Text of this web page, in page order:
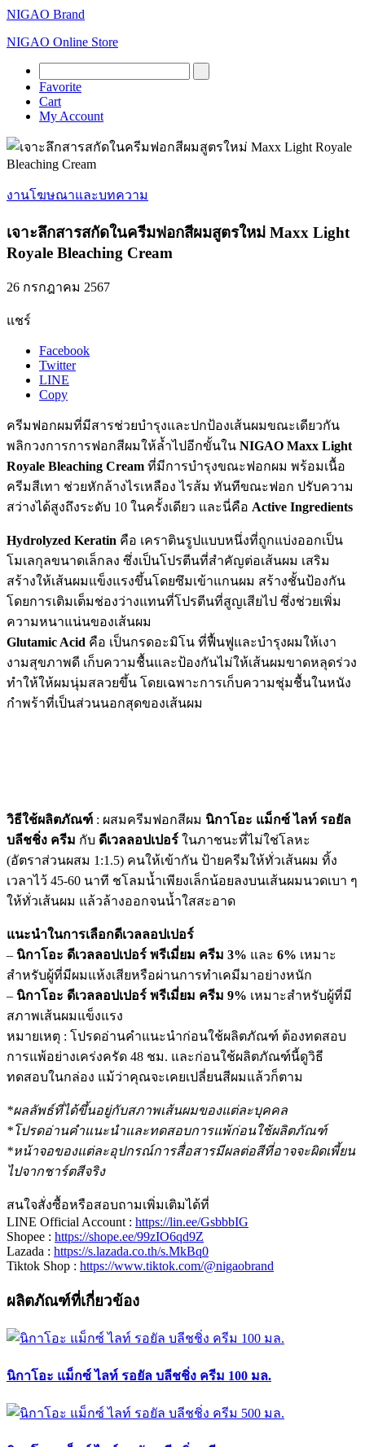
NIGAO Brand
NIGAO Online Store
Favorite
Cart
My Account
งานโฆษณาและบทความ
เจาะลึกสารสกัดในครีมฟอกสีผมสูตรใหม่ Maxx Light
Royale Bleaching Cream
26 กรกฎาคม 2567
แชร์
Facebook
Twitter
LINE
Copy
ครีมฟอกผมที่มีสารช่วยบำรุงและปกป้องเส้นผมขณะเดียวกัน
พลิกวงการการฟอกสีผมให้ล้ำไปอีกขั้นใน NIGAO Maxx Light
Royale Bleaching Cream ที่มีการบำรุงขณะฟอกผม พร้อมเนื้อ
ครีมสีเทา ช่วยหักล้างไรเหลือง ไรส้ม ทันทีขณะฟอก ปรับความ
สว่างได้สูงถึงระดับ 10 ในครั้งเดียว และนี่คือ Active Ingredients
Hydrolyzed Keratin คือ เคราตินรูปแบบหนึ่งที่ถูกแบ่งออกเป็น
โมเลกุลขนาดเล็กลง ซึ่งเป็นโปรตีนที่สำคัญต่อเส้นผม เสริม
สร้างให้เส้นผมแข็งแรงขึ้นโดยซึมเข้าแกนผม สร้างชั้นป้องกัน
โดยการเติมเต็มช่องว่างแทนที่โปรตีนที่สูญเสียไป ซึ่งช่วยเพิ่ม
ความหนาแน่นของเส้นผม
Glutamic Acid คือ เป็นกรดอะมิโน ที่ฟื้นฟูและบำรุงผมให้เงา
งามสุขภาพดี เก็บความชื้นและป้องกันไม่ให้เส้นผมขาดหลุดร่วง
ทำให้ให้ผมนุ่มสลวยขึ้น โดยเฉพาะการเก็บความชุ่มชื้นในหนัง
กำพร้าที่เป็นส่วนนอกสุดของเส้นผม
วิธีใช้ผลิตภัณฑ์ : ผสมครีมฟอกสีผม นิกาโอะ แม็กซ์ ไลท์ รอยัล
บลีชชิ่ง ครีม กับ ดีเวลลอปเปอร์ ในภาชนะที่ไม่ใช่โลหะ
(อัตราส่วนผสม 1:1.5) คนให้เข้ากัน ป้ายครีมให้ทั่วเส้นผม ทิ้ง
เวลาไว้ 45-60 นาที ชโลมน้ำเพียงเล็กน้อยลงบนเส้นผมนวดเบา ๆ
ให้ทั่วเส้นผม แล้วล้างออกจนน้ำใสสะอาด
แนะนำในการเลือกดีเวลลอปเปอร์
– นิกาโอะ ดีเวลลอปเปอร์ พรีเมี่ยม ครีม 3% และ 6% เหมาะ
สำหรับผู้ที่มีผมแห้งเสียหรือผ่านการทำเคมีมาอย่างหนัก
– นิกาโอะ ดีเวลลอปเปอร์ พรีเมี่ยม ครีม 9% เหมาะสำหรับผู้ที่มี
สภาพเส้นผมแข็งแรง
หมายเหตุ : โปรดอ่านคำแนะนำก่อนใช้ผลิตภัณฑ์ ต้องทดสอบ
การแพ้อย่างเคร่งครัด 48 ชม. และก่อนใช้ผลิตภัณฑ์นี้ดูวิธี
ทดสอบในกล่อง แม้ว่าคุณจะเคยเปลี่ยนสีผมแล้วก็ตาม
*ผลลัพธ์ที่ได้ขึ้นอยู่กับสภาพเส้นผมของแต่ละบุคคล
*โปรดอ่านคำแนะนำและทดสอบการแพ้ก่อนใช้ผลิตภัณฑ์
*หน้าจอของแต่ละอุปกรณ์การสื่อสารมีผลต่อสีที่อาจจะผิดเพี้ยน
ไปจากชาร์ตสีจริง
สนใจสั่งซื้อหรือสอบถามเพิ่มเติมได้ที่
LINE Official Account : https://lin.ee/GsbbbIG
Shopee : https://shope.ee/99zIO6qd9Z
Lazada : https://s.lazada.co.th/s.MkBq0
Tiktok Shop : https://www.tiktok.com/@nigaobrand
ผลิตภัณฑ์ที่เกี่ยวข้อง
นิกาโอะ แม็กซ์ ไลท์ รอยัล บลีชชิ่ง ครีม 100 มล.